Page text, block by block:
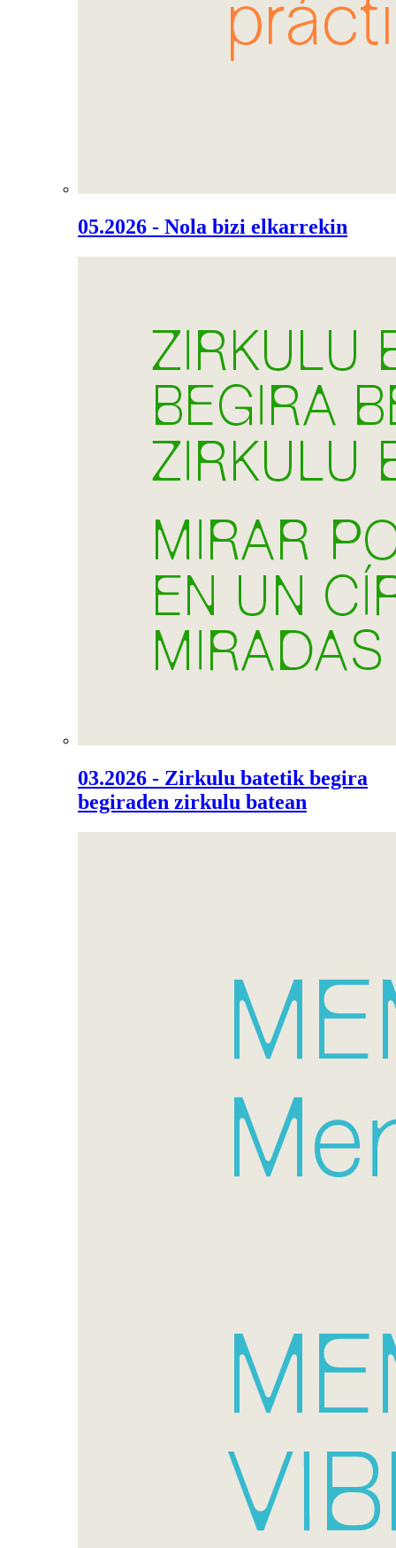
05.2026 - Nola bizi elkarrekin
03.2026 - Zirkulu batetik begira
begiraden zirkulu batean